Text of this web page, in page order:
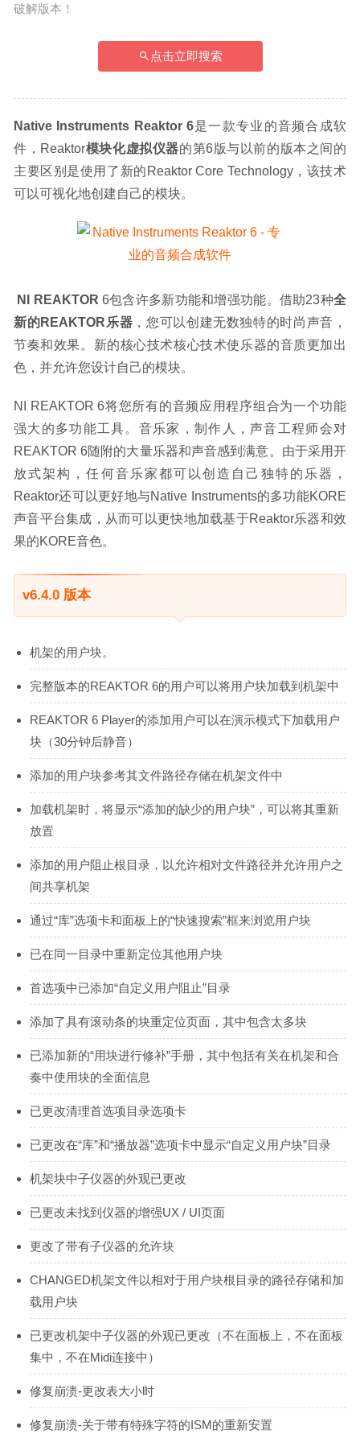
破解版本！
点击立即搜索
Native Instruments Reaktor 6是一款专业的音频合成软
件，Reaktor模块化虚拟仪器的第6版与以前的版本之间的
主要区别是使用了新的Reaktor Core Technology，该技术
可以可视化地创建自己的模块。
NI REAKTOR 6包含许多新功能和增强功能。借助23种全
新的REAKTOR乐器 ，您可以创建无数独特的时尚声音，
节奏和效果。新的核心技术核心技术使乐器的音质更加出
色，并允许您设计自己的模块。
NI REAKTOR 6将您所有的音频应用程序组合为一个功能
强大的多功能工具。音乐家，制作人，声音工程师会对
REAKTOR 6随附的大量乐器和声音感到满意。由于采用开
放式架构，任何音乐家都可以创造自己独特的乐器，
Reaktor还可以更好地与Native Instruments的多功能KORE
声音平台集成，从而可以更快地加载基于Reaktor乐器和效
果的KORE音色。
v6.4.0 版本
机架的用户块。
完整版本的REAKTOR 6的用户可以将用户块加载到机架中
REAKTOR 6 Player的添加用户可以在演示模式下加载用户
块（30分钟后静音）
添加的用户块参考其文件路径存储在机架文件中
加载机架时，将显示“添加的缺少的用户块”，可以将其重新
放置
添加的用户阻止根目录，以允许相对文件路径并允许用户之
间共享机架
通过“库”选项卡和面板上的“快速搜索”框来浏览用户块
已在同一目录中重新定位其他用户块
首选项中已添加“自定义用户阻止”目录
添加了具有滚动条的块重定位页面，其中包含太多块
已添加新的“用块进行修补”手册，其中包括有关在机架和合
奏中使用块的全面信息
已更改清理首选项目录选项卡
已更改在“库”和“播放器”选项卡中显示“自定义用户块”目录
机架块中子仪器的外观已更改
已更改未找到仪器的增强UX / UI页面
更改了带有子仪器的允许块
CHANGED机架文件以相对于用户块根目录的路径存储和加
载用户块
已更改机架中子仪器的外观已更改（不在面板上，不在面板
集中，不在Midi连接中）
修复崩溃-更改表大小时
修复崩溃-关于带有特殊字符的ISM的重新安置